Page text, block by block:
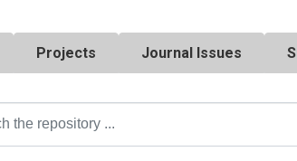
Projects Journal Issues